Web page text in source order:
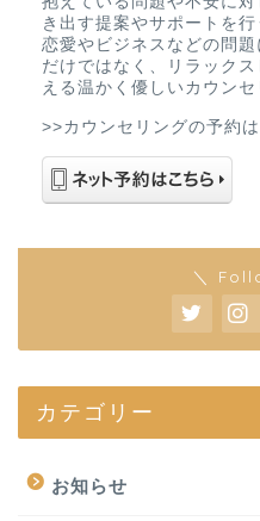
き出す提案やサポートを行
恋愛やビジネスなどの問
だけではなく、リラック
える温かく優しいカウンセ
>>カウンセリングの予約
＼
カテゴリー
お知らせ